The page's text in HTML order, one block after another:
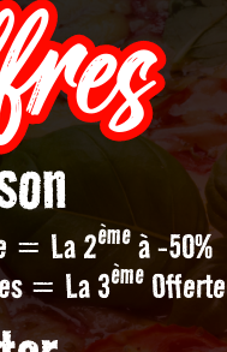
= La 2èmeà -50%
= La 3èmeOfferte